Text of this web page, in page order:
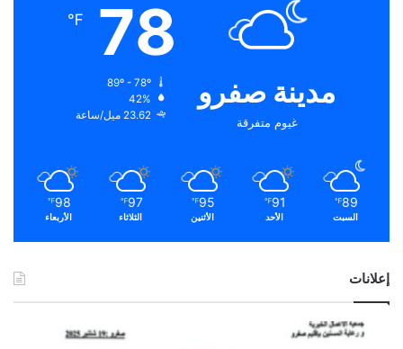
مدينة صفرو
غيوم متفرقة
78
℉
42%
23.62 ميل/ساعة
89
℉
السبت
91
℉
الأحد
95
℉
الأثنين
97
℉
الثلاثاء
98
℉
الأربعاء
إعلانات